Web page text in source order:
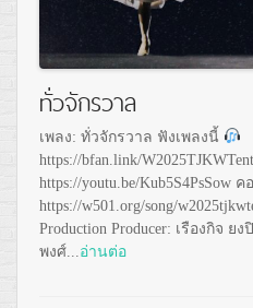
ทั่วจักรวาล
เพลง: ทั่วจักรวาล ฟังเพลงนี้
https://bfan.link/
https://youtu.be/Kub5S4PsSow ค
https://w501.org/song/
Production Producer: เรืองกิจ ย
พงศ์... อ่านต่อ